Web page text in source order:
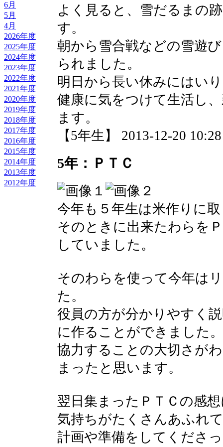
6月
5月
4月
2026年度
2025年度
2024年度
2023年度
2022年度
2021年度
2020年度
2019年度
2018年度
2017年度
2016年度
2015年度
2014年度
2013年度
2012年度
よく見ると、雪だるまの
す。
朝から雪合戦などの雪遊
られました。
明日から長い休みにはい
健康に気をつけて生活し
ます。
【5年生】 2013-12-20
5年：ＰＴＣ
今年も５年生は米作りに
そのときに出来たわらを
していました。
そのわらを使って今年は
た。
役員の方が分かりやすく
に作ることができました。
協力することの大切さが
まったと思います。
翌日集まったＰＴＣの感
気持ちがたくさんあふれ
計画や準備をしてくださ